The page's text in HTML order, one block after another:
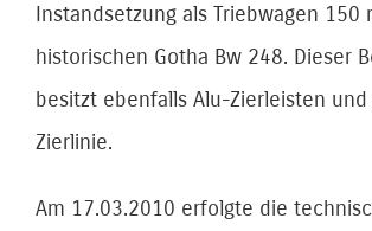
Instandsetzung als Triebwagen 150
historischen Gotha Bw 248. Dieser
besitzt ebenfalls Alu-Zierleisten
Zierlinie.
Am 17.03.2010 erfolgte die